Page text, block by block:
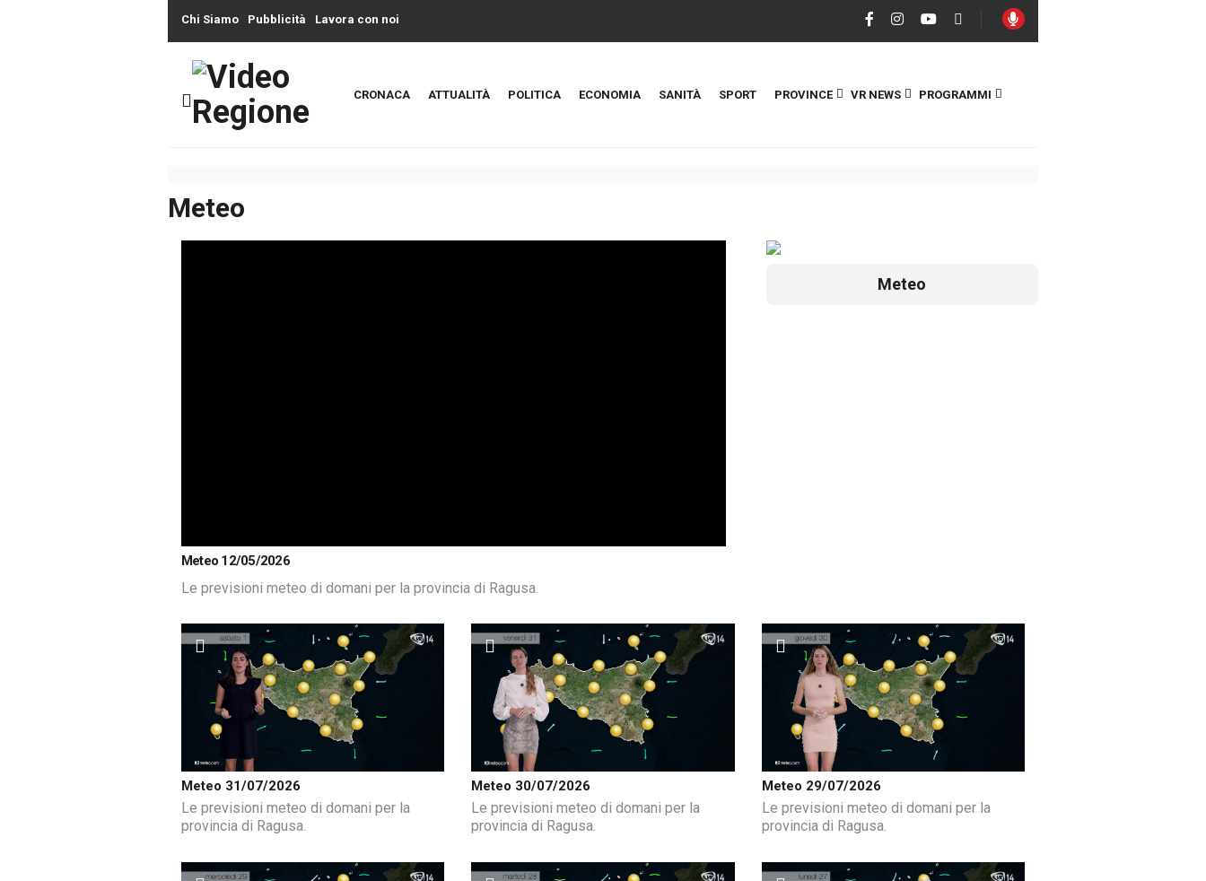
Chi Siamo Pubblicità Lavora con noi
CRONACA ATTUALITÀ POLITICA ECONOMIA SANITÀ SPORT PROVINCE VR NEWS PROGRAMMI
Meteo
Meteo 12/05/2026
Le previsioni meteo di domani per la provincia di Ragusa.
Meteo
Meteo 31/07/2026
Le previsioni meteo di domani per la
provincia di Ragusa.
Meteo 30/07/2026
Le previsioni meteo di domani per la
provincia di Ragusa.
Meteo 29/07/2026
Le previsioni meteo di domani per la
provincia di Ragusa.